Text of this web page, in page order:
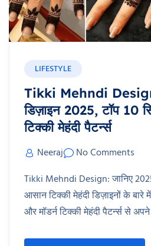
LIFESTYLE
Tikki Mehndi
डिज़ाइन 2025, टॉप 10
टिक्की मेहंदी पैटर्न्स
Neeraj
No Comments
Tikki Mehndi Design: जानिए
आसान टिक्की मेहंदी डिज़ाइनों के
और मॉडर्न टिक्की मेहंदी पैटर्न्स से